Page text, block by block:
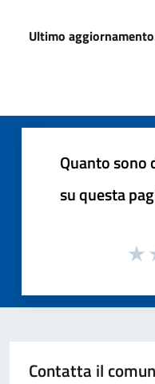
Ultimo aggiornamento
Quanto sono
su questa
Contatta il